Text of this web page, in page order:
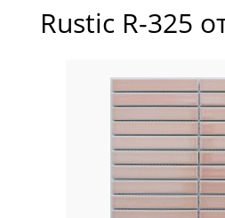
Зеркала NS Bath
Керамогранит
Мозаика
Мозаика Bars
Rustic R-325